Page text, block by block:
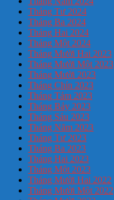
Tháng Tư 2024
Tháng Ba 2024
Tháng Hai 2024
Tháng Một 2024
Tháng Mười Hai 2023
Tháng Mười Một 2023
Tháng Mười 2023
Tháng Chín 2023
Tháng Tám 2023
Tháng Bảy 2023
Tháng Sáu 2023
Tháng Năm 2023
Tháng Tư 2023
Tháng Ba 2023
Tháng Hai 2023
Tháng Một 2023
Tháng Mười Hai 2022
Tháng Mười Một 2022